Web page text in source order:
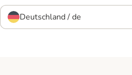
Deutschland / de